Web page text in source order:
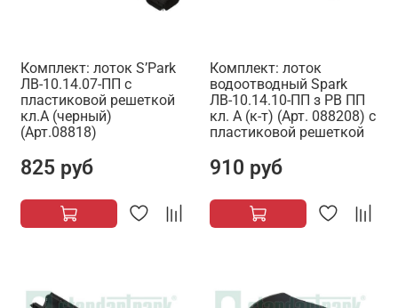
Комплект: лоток S’Park
ЛВ-10.14.07-ПП с
пластиковой решеткой
кл.А (черный)
(Арт.08818)
825 руб
Комплект: лоток
водоотводный Spark
ЛВ-10.14.10-ПП з РВ ПП
кл. А (к-т) (Арт. 088208) с
пластиковой решеткой
910 руб